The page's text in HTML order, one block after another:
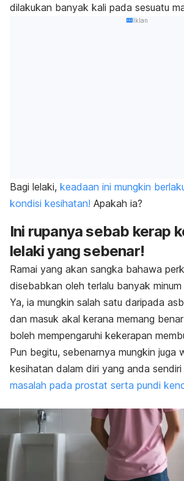
dilakukan banyak kali pada sesuatu
Iklan
Bagi lelaki, keadaan ini mungkin
kondisi kesihatan! Apakah ia?
Ini rupanya sebab kerap
lelaki yang sebenar!
Ramai yang akan sangka bahawa
disebabkan oleh terlalu banyak minum
Ya, ia mungkin salah satu daripada
dan masuk akal kerana memang
boleh mempengaruhi kekerapan
Pun begitu, sebenarnya mungkin juga
kesihatan dalam diri yang anda
masalah pada prostat serta pundi